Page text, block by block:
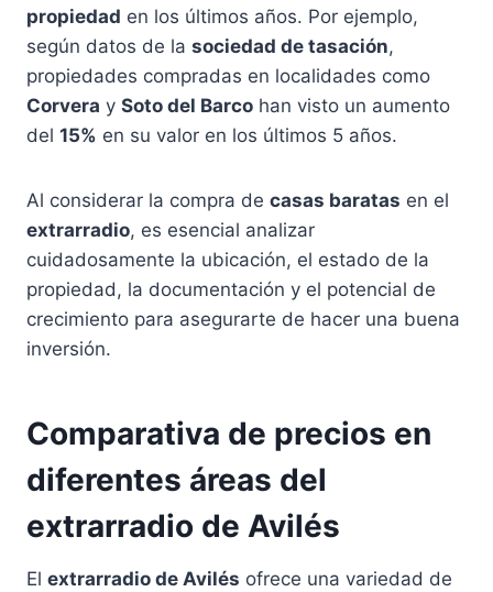
propiedad en los últimos años. Por ejemplo,
según datos de la sociedad de tasación,
propiedades compradas en localidades como
Corvera y Soto del Barco han visto un aumento
del 15% en su valor en los últimos 5 años.
Al considerar la compra de casas baratas en el
extrarradio, es esencial analizar
cuidadosamente la ubicación, el estado de la
propiedad, la documentación y el potencial de
crecimiento para asegurarte de hacer una buena
inversión.
Comparativa de precios en
diferentes áreas del
extrarradio de Avilés
El extrarradio de Avilés ofrece una variedad de